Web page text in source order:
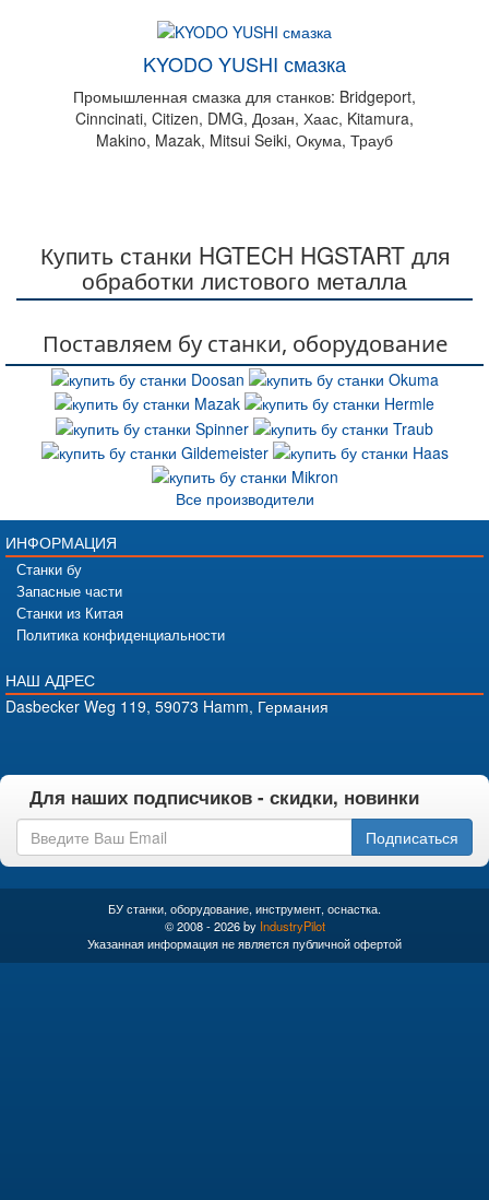
KYODO YUSHI смазка
Промышленная смазка для станков: Bridgeport,
Cinncinati, Citizen, DMG, Дозан, Хаас, Kitamura,
Makino, Mazak, Mitsui Seiki, Окума, Трауб
Купить станки HGTECH HGSTART для
обработки листового металла
Поставляем бу станки, оборудование
Все производители
ИНФОРМАЦИЯ
Станки бу
Запасные части
Станки из Китая
Политика конфиденциальности
НАШ АДРЕС
Dasbecker Weg 119, 59073 Hamm, Германия
Для наших подписчиков - скидки, новинки
Подписаться
БУ станки, оборудование, инструмент, оснастка.
© 2008 - 2026 by IndustryPilot
Указанная информация не является публичной офертой